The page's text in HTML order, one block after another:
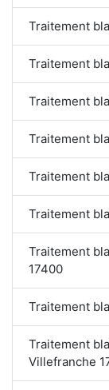
Traitement
Traitement
Traitement
Traitement
Traitement
Traitement
Traitement
17400
Traitement
Traitement
Villefranche